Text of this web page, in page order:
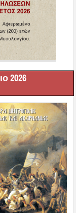
2026